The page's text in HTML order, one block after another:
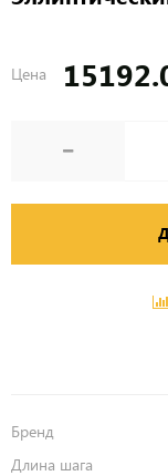
Цена
Бренд
Длина шага